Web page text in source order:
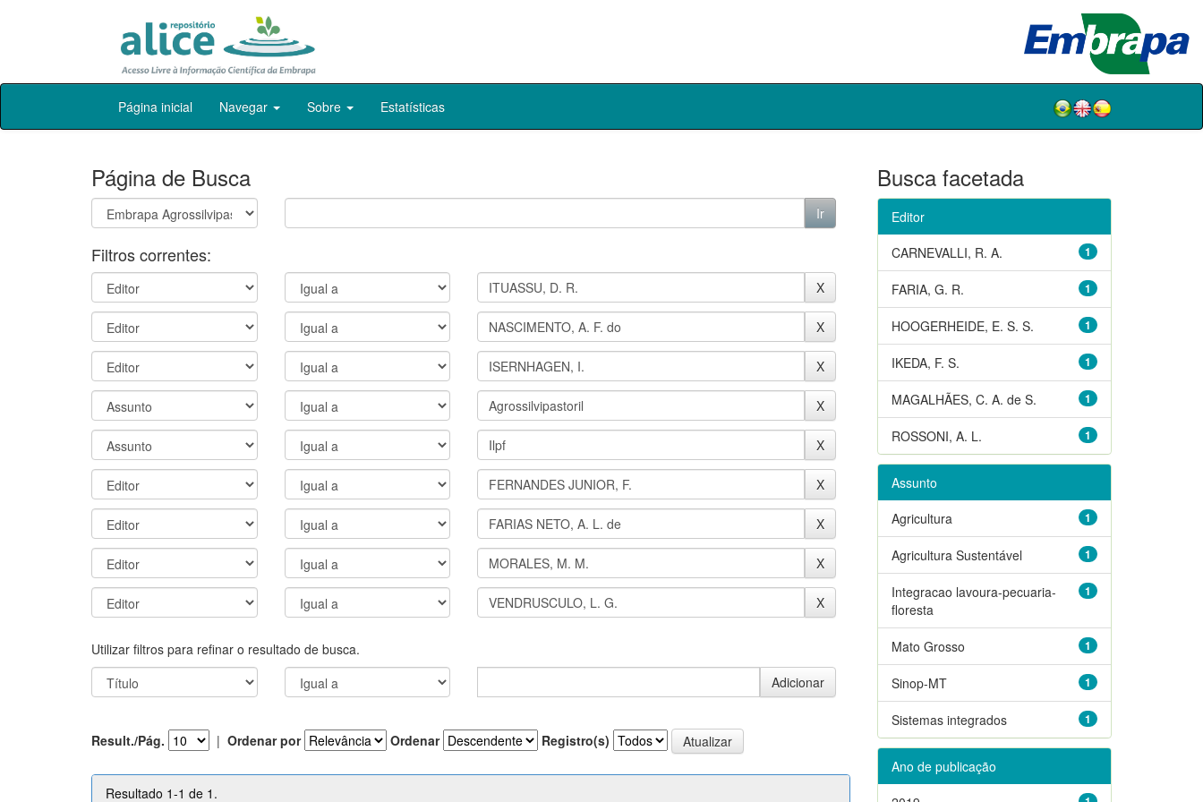
Skip
Página inicial Navegar Sobre Estatísticas
Página de Busca
Filtros correntes:
Utilizar filtros para refinar o resultado de busca.
Result./Pág. | Ordenar por Ordenar Registro(s)
Resultado 1-1 de 1.
Busca facetada
Editor
1
CARNEVALLI, R. A.
1
FARIA, G. R.
1
HOOGERHEIDE, E. S. S.
1
IKEDA, F. S.
1
MAGALHÃES, C. A. de S.
1
ROSSONI, A. L.
Assunto
1
Agricultura
1
Agricultura Sustentável
1
Integracao lavoura-pecuaria-
floresta
1
Mato Grosso
1
Sinop-MT
1
Sistemas integrados
Ano de publicação